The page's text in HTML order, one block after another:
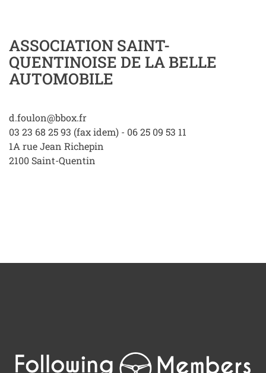
ASSOCIATION SAINT-
QUENTINOISE DE LA BELLE
AUTOMOBILE
d.foulon@bbox.fr
03 23 68 25 93 (fax idem) - 06 25 09 53 11
1A rue Jean Richepin
2100 Saint-Quentin